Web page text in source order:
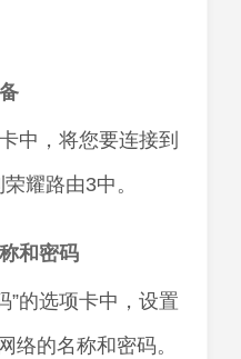
中，将您要连接到
耀路由3中。
和密码
”的选项卡中，设置
络的名称和密码。